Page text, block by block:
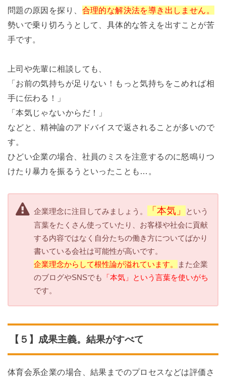
問題の原因を探り、 合理的な解決法を導き出しません。
勢いで乗り切ろうとして、具体的な答えを出すことが苦
手です。
上司や先輩に相談しても、
「お前の気持ちが足りない！もっと気持ちをこめれば相
手に伝わる！」
「本気じゃないからだ！」
などと、精神論のアドバイスで返されることが多いので
す。
ひどい企業の場合、社員のミスを注意するのに怒鳴りつ
けたり暴力を振るうといったことも…。
企業理念に注目してみましょう。 「本気」
という
言葉をたくさん使っていたり、お客様や社会に貢献
する内容ではなく自分たちの働き方についてばかり
書いている会社は可能性が高いです。
企業理念からして根性論が溢れています。
また企業
のブログやSNSでも
「本気」という言葉を使いがち
です。
【５】成果主義。結果がすべて
体育会系企業の場合、結果までのプロセスなどは評価さ